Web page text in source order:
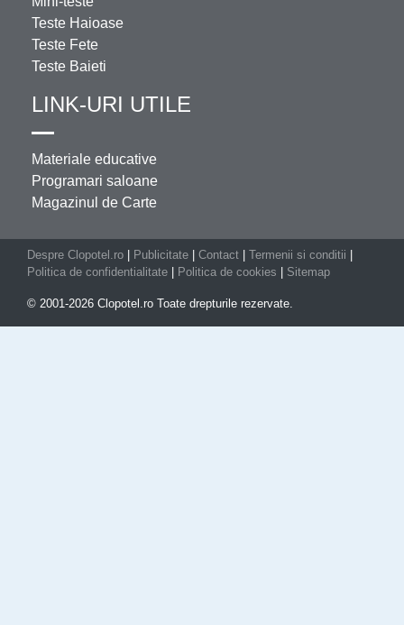
Teste Haioase
Teste Fete
Teste Baieti
LINK-URI UTILE
Materiale educative
Programari saloane
Magazinul de Carte
Despre Clopotel.ro Publicitate Contact Termenii si conditii
Politica de confidentialitate
Politica de cookies Sitemap
© 2001-2026 Clopotel.ro Toate drepturile rezervate.